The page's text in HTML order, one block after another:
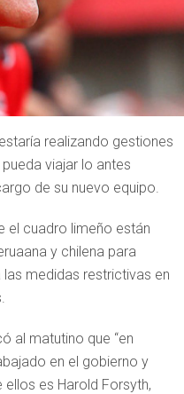
realizando gestiones
viajar lo antes
de su nuevo equipo.
el cuadro limeño están
y chilena para
medidas restrictivas en
al matutino que “en
en el gobierno y
es Harold Forsyth,